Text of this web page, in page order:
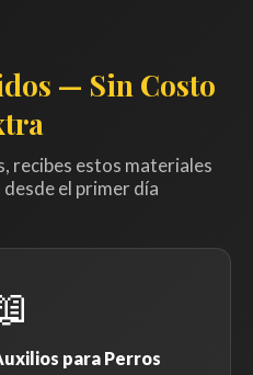
— Sin Costo
recibes estos materiales
el primer día
para Perros